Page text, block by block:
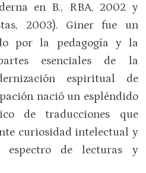
en B., RBA, 2002 y
2003). Giner fue un
por la pedagogía y la
esenciales de la
espiritual de
nació un espléndido
de traducciones que
curiosidad intelectual y
de lecturas y